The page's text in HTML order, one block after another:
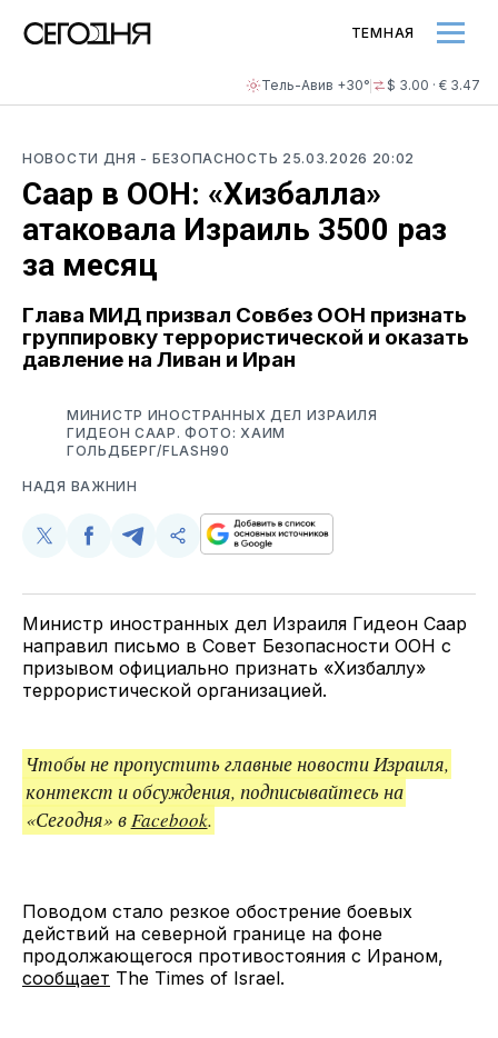
Тель-Авив +30° $ 3.00 · € 3.47
ТЕМНАЯ
НОВОСТИ ДНЯ - БЕЗОПАСНОСТЬ 25.03.2026 20:02
Саар в ООН: «Хизбалла»
атаковала Израиль 3500 раз
за месяц
Глава МИД призвал Совбез ООН признать
группировку террористической и оказать
давление на Ливан и Иран
МИНИСТР ИНОСТРАННЫХ ДЕЛ ИЗРАИЛЯ
ГИДЕОН СААР. ФОТО: ХАИМ
ГОЛЬДБЕРГ/FLASH90
НАДЯ ВАЖНИН
Поделиться
Twitter
Поделиться
Facebook
Поделиться
Telegram
Скопируйте
поделитесь
Министр иностранных дел Израиля Гидеон Саар
направил письмо в Совет Безопасности ООН с
призывом официально признать «Хизбаллу»
террористической организацией.
Чтобы не пропустить главные новости Израиля,
контекст и обсуждения, подписывайтесь на
«Сегодня» вFacebook.
Поводом стало резкое обострение боевых
действий на северной границе на фоне
продолжающегося противостояния с Ираном,
сообщает The Times of Israel.